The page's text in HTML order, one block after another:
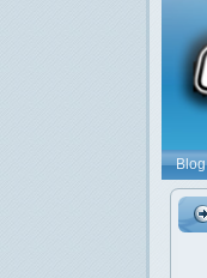
Blog